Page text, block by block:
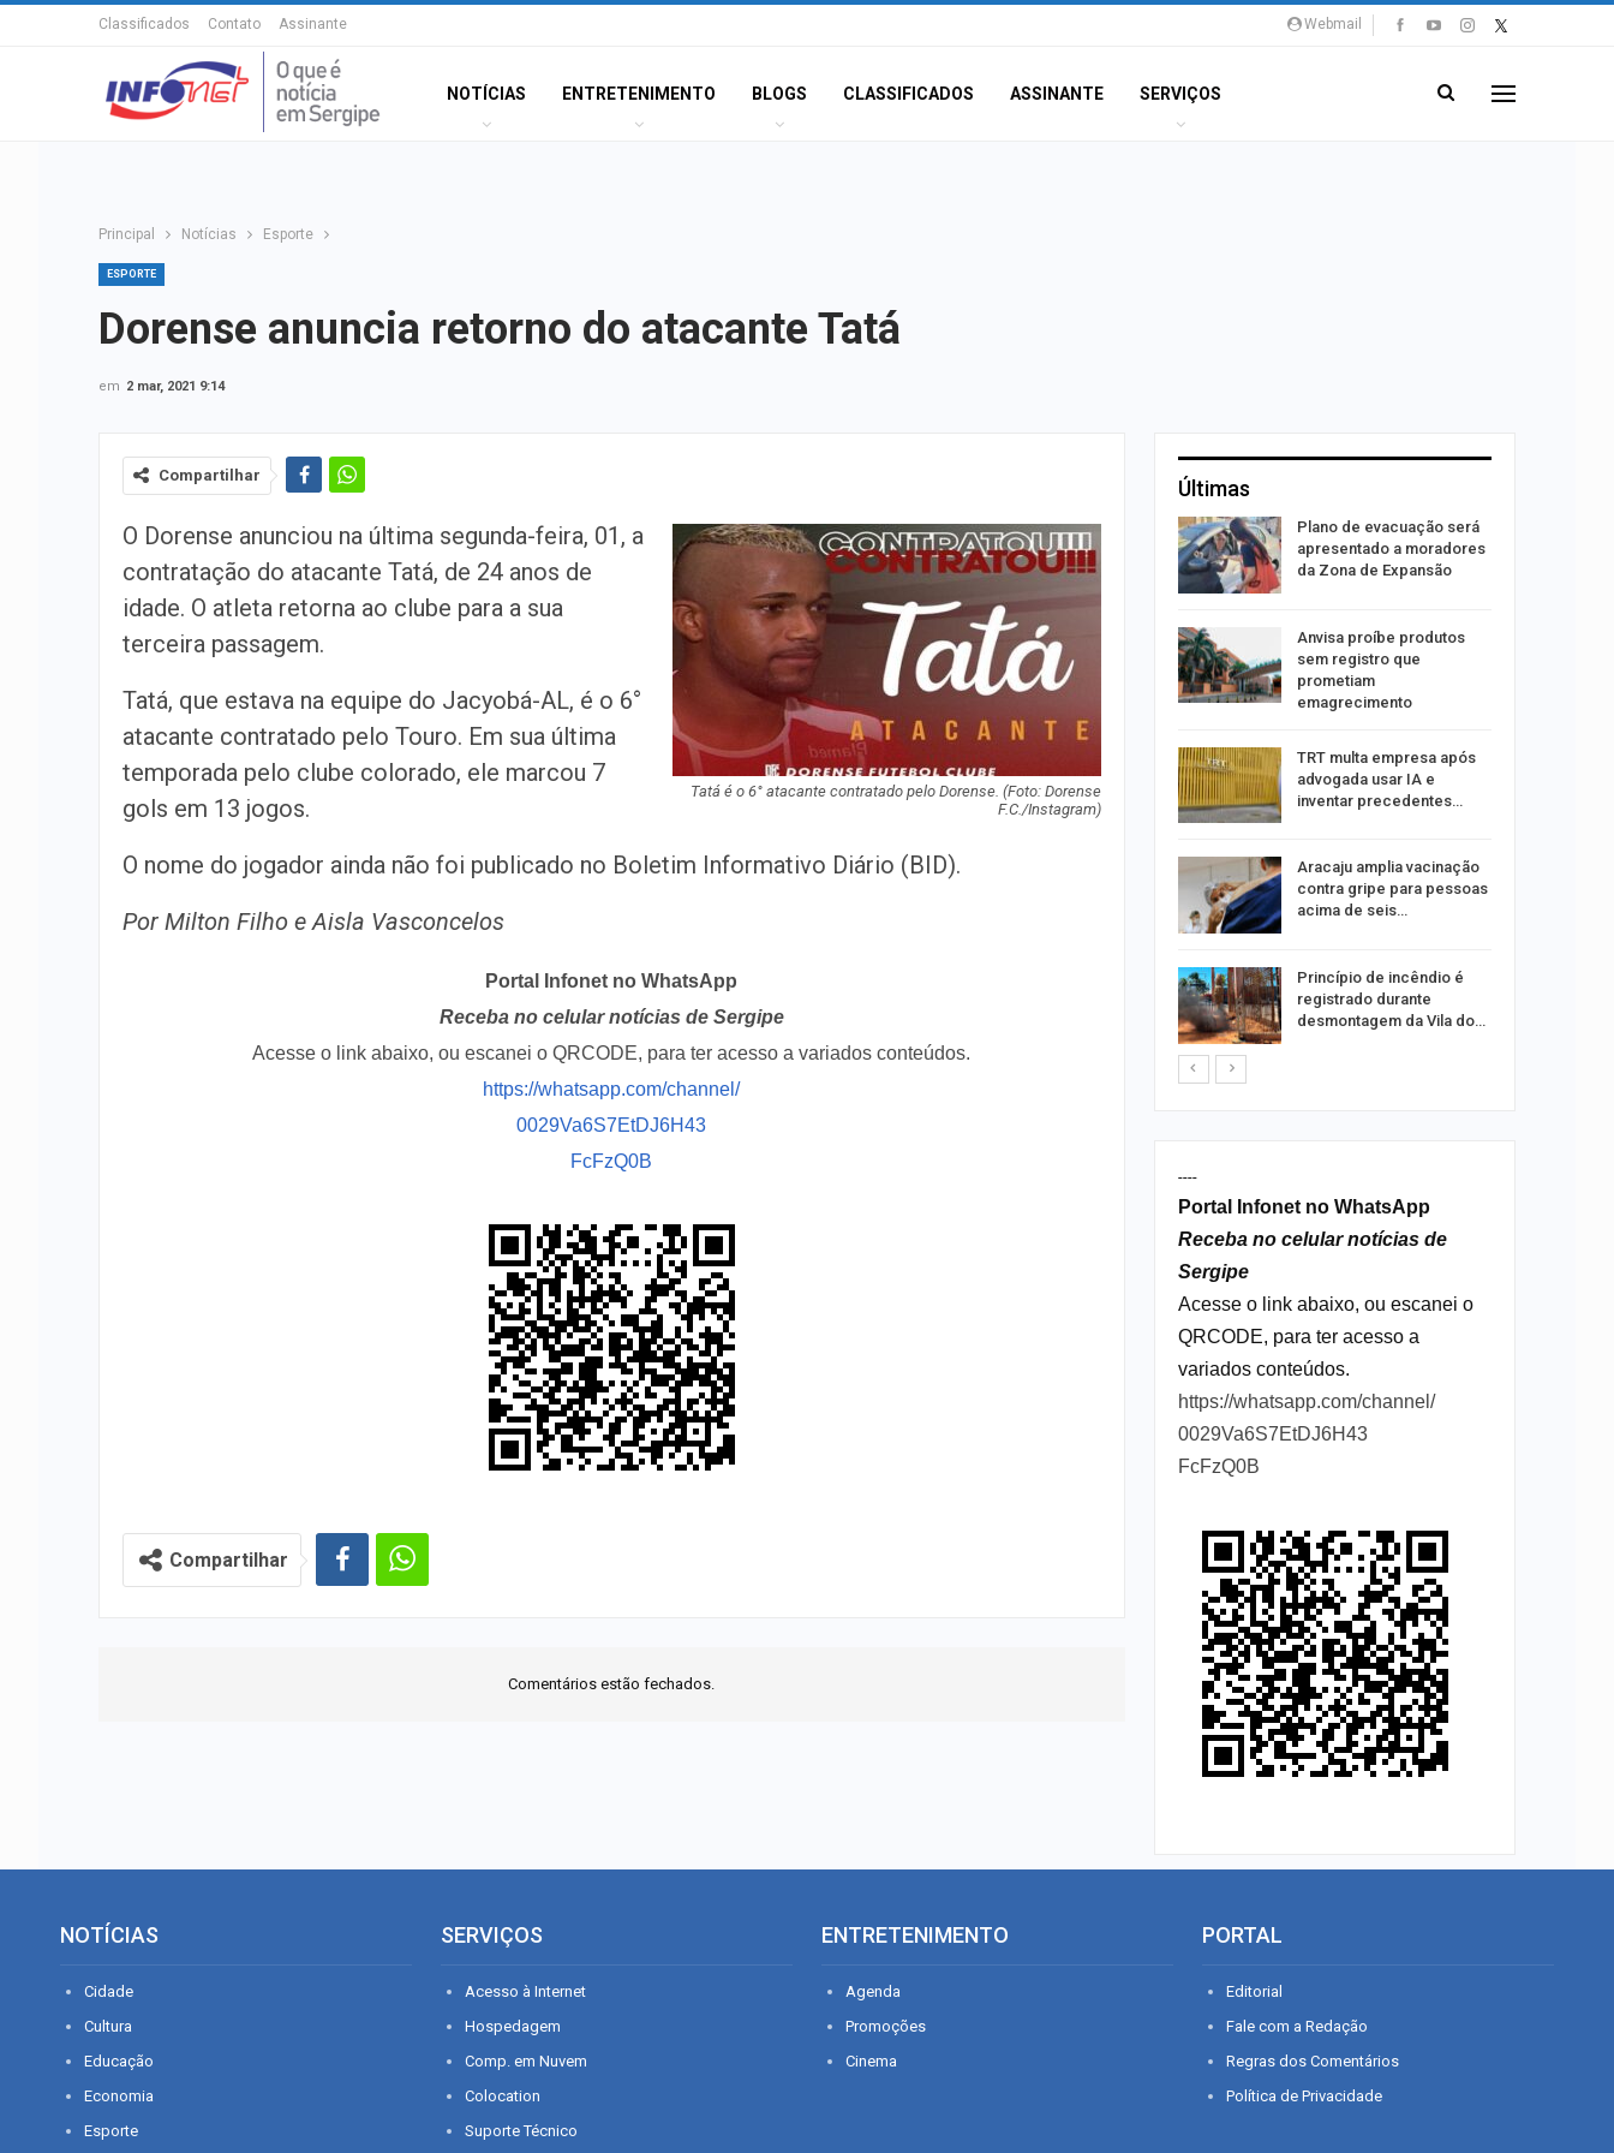
Webmail
Classificados Contato Assinante
NOTÍCIAS ENTRETENIMENTO BLOGS CLASSIFICADOS ASSINANTE SERVIÇOS
Principal Notícias Esporte
ESPORTE
Dorense anuncia retorno do atacante Tatá
em 2 mar, 2021 9:14
Compartilhar
Tatá é o 6° atacante contratado pelo Dorense. (Foto: Dorense
F.C./Instagram)
O Dorense anunciou na última segunda-feira, 01, a
contratação do atacante Tatá, de 24 anos de
idade. O atleta retorna ao clube para a sua
terceira passagem.
Tatá, que estava na equipe do Jacyobá-AL, é o 6°
atacante contratado pelo Touro. Em sua última
temporada pelo clube colorado, ele marcou 7
gols em 13 jogos.
O nome do jogador ainda não foi publicado no Boletim Informativo Diário (BID).
Por Milton Filho e Aisla Vasconcelos
Portal Infonet no WhatsApp
Receba no celular notícias de Sergipe
Acesse o link abaixo, ou escanei o QRCODE, para ter acesso a variados conteúdos.
https://whatsapp.com/channel/
0029Va6S7EtDJ6H43
FcFzQ0B
Compartilhar
Comentários estão fechados.
Últimas
Polícia Civil investiga
acidente que matou casal
na BR-235 em…
Câmara de Itabaianinha
abre concurso com
salários de até R$ 3 mil
Filarmônica de Itabaiana
realiza concerto em
homenagem ao Dia dos…
Maurício Manieri traz a
Aracaju a turnê
Plano de evacuação será
apresentado a moradores
da Zona de Expansão
Anvisa proíbe produtos
sem registro que
prometiam
emagrecimento
TRT multa empresa após
advogada usar IA e
inventar precedentes…
Aracaju amplia vacinação
contra gripe para pessoas
acima de seis…
Princípio de incêndio é
registrado durante
desmontagem da Vila do…
----
Portal Infonet no WhatsApp
Receba no celular notícias de
Sergipe
Acesse o link abaixo, ou escanei o
QRCODE, para ter acesso a
variados conteúdos.
https://whatsapp.com/channel/
0029Va6S7EtDJ6H43
FcFzQ0B
NOTÍCIAS
Cidade
Cultura
Educação
Economia
Esporte
SERVIÇOS
Acesso à Internet
Hospedagem
Comp. em Nuvem
Colocation
Suporte Técnico
ENTRETENIMENTO
Agenda
Promoções
Cinema
PORTAL
Editorial
Fale com a Redação
Regras dos Comentários
Política de Privacidade